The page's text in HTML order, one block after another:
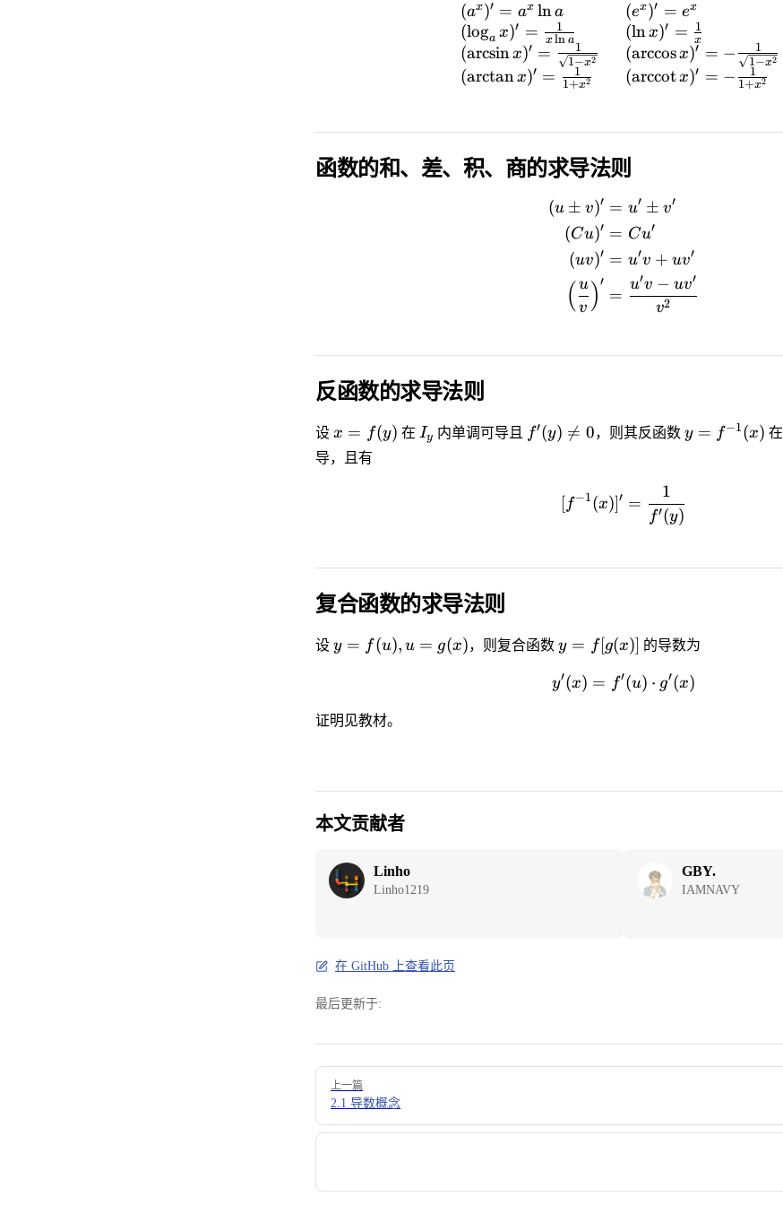
(ax)′ = ax lna
(loga x)′ = x ln a
1
(arcsinx)′ = 1−x2
1
(arctanx)′ = 1+x2
1
(ex)′ = ex
(lnx)′ = x
1
(arccosx)′ = − 1−x2
1
(arccotx)′ = − 1+x2
1
函数的和、差、积、商的求导法则
(u ± v)′
(Cu)′
(uv)′
( v
u )′
= u′ ± v′
= Cu′
= u′v + uv′
=
v2
u′v − uv′
反函数的求导法则
设 x = f(y) 在 Iy 内单调可导且 f′(y) 
= 0，则其反函数 y = f−1(x) 在
导，且有
[f−1(x)]′ =
f′(y)
1
复合函数的求导法则
设 y = f(u), u = g(x)，则复合函数y = f[g(x)] 的导数为
y′(x) = f′(u) ⋅ g′(x)
证明见教材。
本文贡献者
Linho
Linho1219
GBY.
IAMNAVY
在 GitHub 上查看此页
最后更新于:
Pager
上一篇
2.1 导数概念